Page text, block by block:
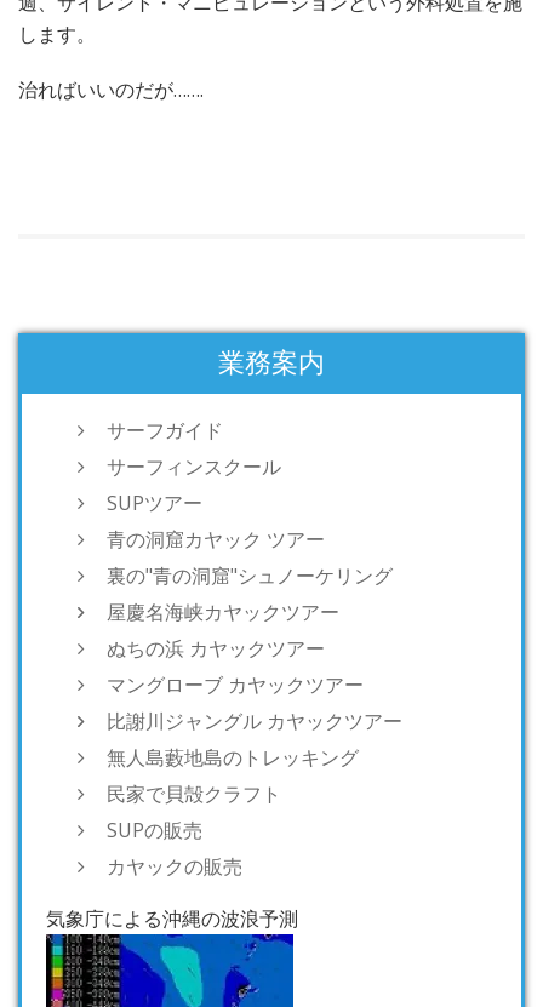
します。
治ればいいのだが…….
業務案内
サーフガイド
サーフィンスクール
SUPツアー
青の洞窟カヤック ツアー
裏の"青の洞窟"シュノーケリング
屋慶名海峡カヤックツアー
ぬちの浜 カヤックツアー
マングローブ カヤックツアー
比謝川ジャングル カヤックツアー
無人島藪地島のトレッキング
民家で貝殻クラフト
SUPの販売
カヤックの販売
気象庁による沖縄の波浪予測